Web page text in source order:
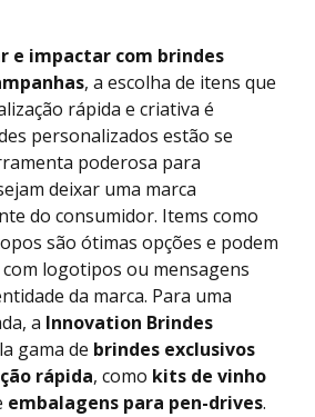
e impactar com brindes
, a escolha de itens que
rápida e criativa é
personalizados estão se
poderosa para
deixar uma marca
do consumidor. Items como
são ótimas opções e podem
logotipos ou mensagens
da marca. Para uma
a Innovation Brindes
gama de brindes exclusivos
rápida, como kits de vinho
embalagens para pen-drives.